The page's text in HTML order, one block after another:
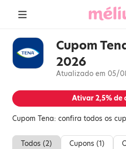
Cupom
2026
Atualizado em 05/
Ativar2,5%de
Cupom Tena: confira todos os
Todos (2) Cupons (1)